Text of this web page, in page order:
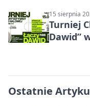
15 sierpnia
Turniej
Dawid”
Ostatnie